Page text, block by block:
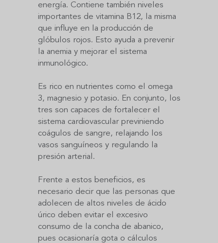
energía. Contiene también niveles
importantes de vitamina B12, la misma
que influye en la producción de
glóbulos rojos. Esto ayuda a prevenir
la anemia y mejorar el sistema
inmunológico.
Es rico en nutrientes como el omega
3, magnesio y potasio. En conjunto, los
tres son capaces de fortalecer el
sistema cardiovascular previniendo
coágulos de sangre, relajando los
vasos sanguíneos y regulando la
presión arterial.
Frente a estos beneficios, es
necesario decir que las personas que
adolecen de altos niveles de ácido
úrico deben evitar el excesivo
consumo de la concha de abanico,
pues ocasionaría gota o cálculos